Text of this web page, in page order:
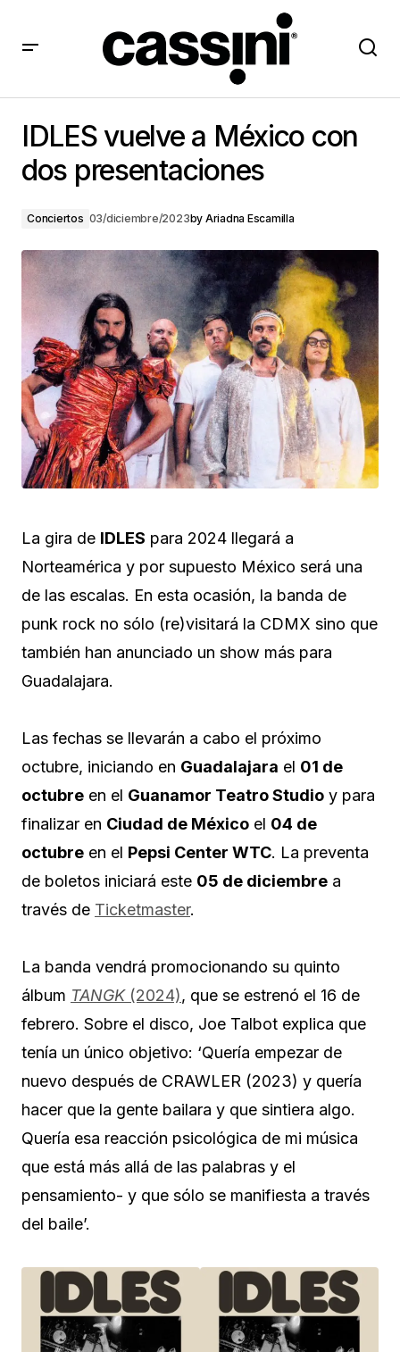
IDLES vuelve a México con
dos presentaciones
Conciertos 03/diciembre/2023by Ariadna Escamilla
La gira de IDLES para 2024 llegará a
Norteamérica y por supuesto México será una
de las escalas. En esta ocasión, la banda de
punk rock no sólo (re)visitará la CDMX sino que
también han anunciado un show más para
Guadalajara.
Las fechas se llevarán a cabo el próximo
octubre, iniciando en Guadalajara el 01 de
octubre en el Guanamor Teatro Studio y para
finalizar en Ciudad de México el 04 de
octubre en el Pepsi Center WTC. La preventa
de boletos iniciará este 05 de diciembre a
través de Ticketmaster.
La banda vendrá promocionando su quinto
álbum TANGK(2024), que se estrenó el 16 de
febrero. Sobre el disco, Joe Talbot explica que
tenía un único objetivo: ‘Quería empezar de
nuevo después de CRAWLER (2023) y quería
hacer que la gente bailara y que sintiera algo.
Quería esa reacción psicológica de mi música
que está más allá de las palabras y el
pensamiento- y que sólo se manifiesta a través
del baile’.